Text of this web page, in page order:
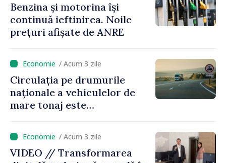
Benzina și motorina își
continuă ieftinirea. Noile
prețuri afișate de ANRE
/ Acum 3 zile
Circulația pe drumurile
naționale a vehiculelor de
mare tonaj este
caniculă
/ Acum 3 zile
VIDEO // Transformarea